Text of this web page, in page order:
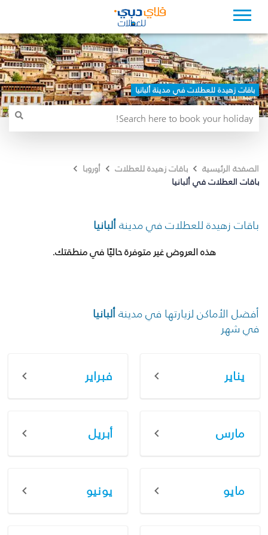
باقات زهيدة للعطلات في مدينة ألبانيا
الصفحة الرئيسية باقات زهيدة للعطلات
أوروبا
باقات العطلات في ألبانيا
باقات زهيدة للعطلات في مدينةألبانيا
هذه العروض غير متوفرة حاليًا في منطقتك.
أفضل الأماكن لزيارتها في مدينةألبانيا
في شهر
يناير فبراير
مارس أبريل
مايو يونيو